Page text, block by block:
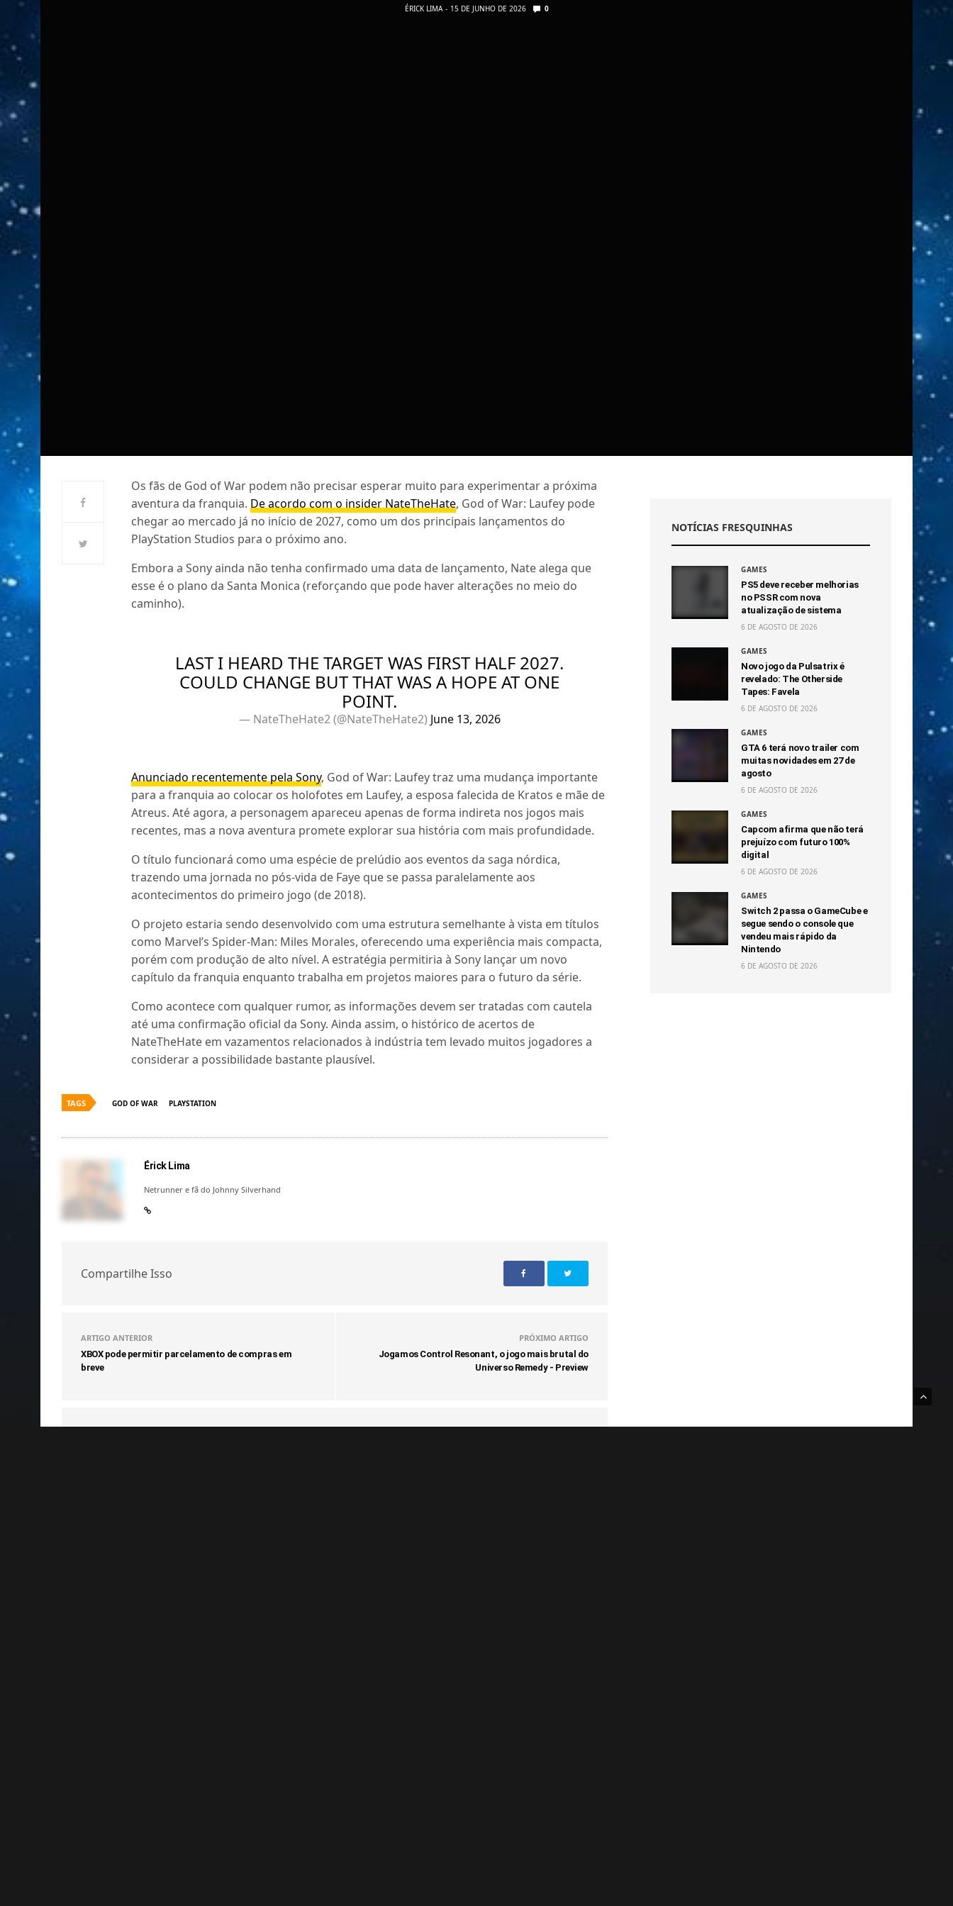
ÉRICK LIMA 15 DE JUNHO DE 2026 0
Os fãs de God of War podem não precisar esperar muito para experimentar a próxima
aventura da franquia. De acordo com o insider NateTheHate, God of War: Laufey pode
chegar ao mercado já no início de 2027, como um dos principais lançamentos do
PlayStation Studios para o próximo ano.
Embora a Sony ainda não tenha confirmado uma data de lançamento, Nate alega que
esse é o plano da Santa Monica (reforçando que pode haver alterações no meio do
caminho).
LAST I HEARD THE TARGET WAS FIRST HALF 2027.
COULD CHANGE BUT THAT WAS A HOPE AT ONE
POINT.
— NateTheHate2 (@NateTheHate2) June 13, 2026
Anunciado recentemente pela Sony, God of War: Laufey traz uma mudança importante
para a franquia ao colocar os holofotes em Laufey, a esposa falecida de Kratos e mãe de
Atreus. Até agora, a personagem apareceu apenas de forma indireta nos jogos mais
recentes, mas a nova aventura promete explorar sua história com mais profundidade.
O título funcionará como uma espécie de prelúdio aos eventos da saga nórdica,
trazendo uma jornada no pós-vida de Faye que se passa paralelamente aos
acontecimentos do primeiro jogo (de 2018).
O projeto estaria sendo desenvolvido com uma estrutura semelhante à vista em títulos
como Marvel’s Spider-Man: Miles Morales, oferecendo uma experiência mais compacta,
porém com produção de alto nível. A estratégia permitiria à Sony lançar um novo
capítulo da franquia enquanto trabalha em projetos maiores para o futuro da série.
Como acontece com qualquer rumor, as informações devem ser tratadas com cautela
até uma confirmação oficial da Sony. Ainda assim, o histórico de acertos de
NateTheHate em vazamentos relacionados à indústria tem levado muitos jogadores a
considerar a possibilidade bastante plausível.
TAGS GOD OF WAR PLAYSTATION
Érick Lima
Netrunner e fã do Johnny Silverhand
Compartilhe Isso
ARTIGO ANTERIOR
XBOX pode permitir parcelamento de compras em
breve
PRÓXIMO ARTIGO
Jogamos Control Resonant, o jogo mais brutal do
Universo Remedy - Preview
NOTÍCIAS FRESQUINHAS
GAMES
PS5 deve receber melhorias
no PSSR com nova
atualização de sistema
6 DE AGOSTO DE 2026
GAMES
Novo jogo da Pulsatrix é
revelado: The Otherside
Tapes: Favela
6 DE AGOSTO DE 2026
GAMES
GTA 6 terá novo trailer com
muitas novidades em 27 de
agosto
6 DE AGOSTO DE 2026
GAMES
Capcom afirma que não terá
prejuízo com futuro 100%
digital
6 DE AGOSTO DE 2026
GAMES
Switch 2 passa o GameCube e
segue sendo o console que
vendeu mais rápido da
Nintendo
6 DE AGOSTO DE 2026